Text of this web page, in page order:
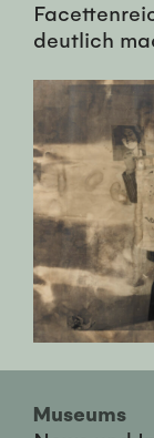
deutlich
Museums